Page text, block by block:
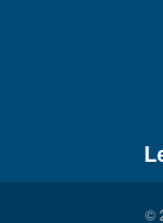
©